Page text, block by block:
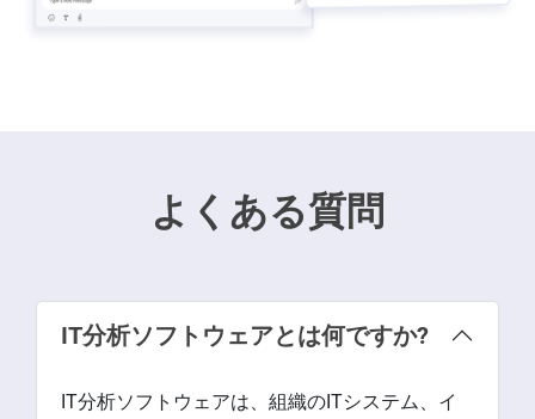
よくある質問
IT分析ソフトウェアとは何ですか?
IT分析ソフトウェアは、組織のITシステム、イ